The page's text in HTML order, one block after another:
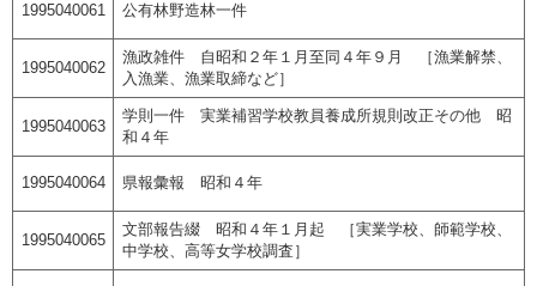
1995040061 公有林野造林一件
1995040062
漁政雑件 自昭和２年１月至同４年９月 ［漁業解禁、
入漁業、漁業取締など］
1995040063
学則一件 実業補習学校教員養成所規則改正その他 昭
和４年
1995040064 県報彙報 昭和４年
1995040065
文部報告綴 昭和４年１月起 ［実業学校、師範学校、
中学校、高等女学校調査］